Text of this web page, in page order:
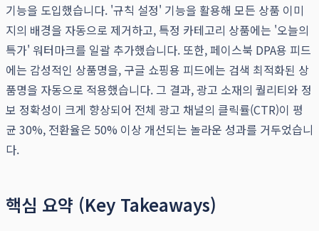
기능을 도입했습니다. '규칙 설정' 기능을 활용해 모든 상품 이미
지의 배경을 자동으로 제거하고, 특정 카테고리 상품에는 '오늘의
특가' 워터마크를 일괄 추가했습니다. 또한, 페이스북 DPA용 피드
에는 감성적인 상품명을, 구글 쇼핑용 피드에는 검색 최적화된 상
품명을 자동으로 적용했습니다. 그 결과, 광고 소재의 퀄리티와 정
보 정확성이 크게 향상되어 전체 광고 채널의 클릭률(CTR)이 평
균 30%, 전환율은 50% 이상 개선되는 놀라운 성과를 거두었습니
다.
핵심 요약 (Key Takeaways)